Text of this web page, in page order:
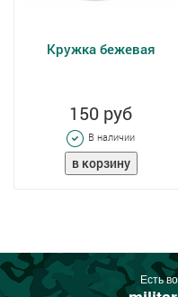
Кружка бежевая
150 руб
В наличии
Есть